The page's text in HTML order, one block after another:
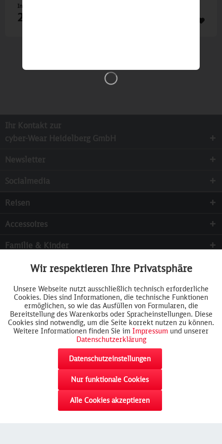
Inhalt
29,50 €
Ihr Kontakt zur
cyber-Wear Heidelberg GmbH
Newsletter
Socialmedia
Reisen
Accessoires
Familie & Kinder
Sammeln
Services
Funktionale Aktiv
Tracking Inaktiv
Wir respektieren Ihre Privatsphäre
Unsere Webseite nutzt ausschließlich technisch erforderliche
Cookies. Dies sind Informationen, die technische Funktionen
ermöglichen, so wie das Ausfüllen von Formularen, die
Bereitstellung des Warenkorbs oder Spracheinstellungen. Diese
Cookies sind notwendig, um die Seite korrekt nutzen zu können.
Weitere Informationen finden Sie im Impressum und unserer
Datenschutzerklärung
Datenschutzeinstellungen
Nur funktionale Cookies
akzeptieren
Alle Cookies akzeptieren